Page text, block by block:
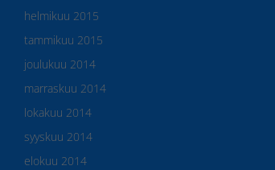
helmikuu 2015
tammikuu 2015
joulukuu 2014
marraskuu 2014
lokakuu 2014
syyskuu 2014
elokuu 2014